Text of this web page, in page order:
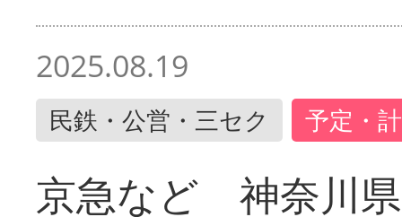
2025.08.19
民鉄・公営・三セク 予定・
京急など 神奈川